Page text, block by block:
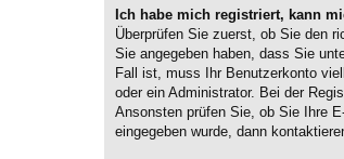
Ich habe mich registriert, kann
Überprüfen Sie zuerst, ob Sie den
Sie angegeben haben, dass Sie
Fall ist, muss Ihr Benutzerkonto
oder ein Administrator. Bei der
Ansonsten prüfen Sie, ob Sie Ihre
eingegeben wurde, dann